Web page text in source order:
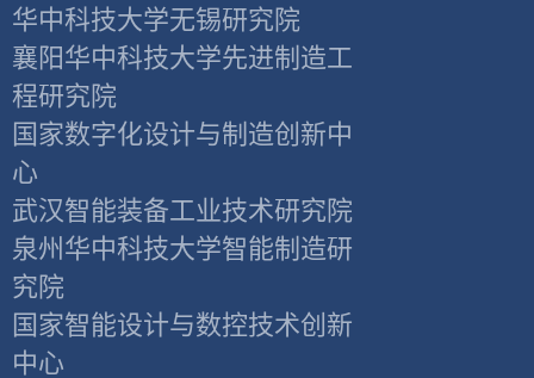
华中科技大学无锡研究院
襄阳华中科技大学先进制造工
程研究院
国家数字化设计与制造创新中
心
武汉智能装备工业技术研究院
泉州华中科技大学智能制造研
究院
国家智能设计与数控技术创新
中心